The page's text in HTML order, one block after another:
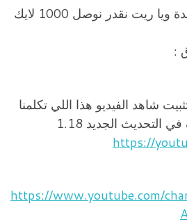
شكرا لكم على المشاهدة ويا ريت نقدر نوصل 1000 لايك
:
شاهد الفيديو هذا اللي تكلمنا
التحديث الجديد 1.18
https://
https://www.youtube.com/